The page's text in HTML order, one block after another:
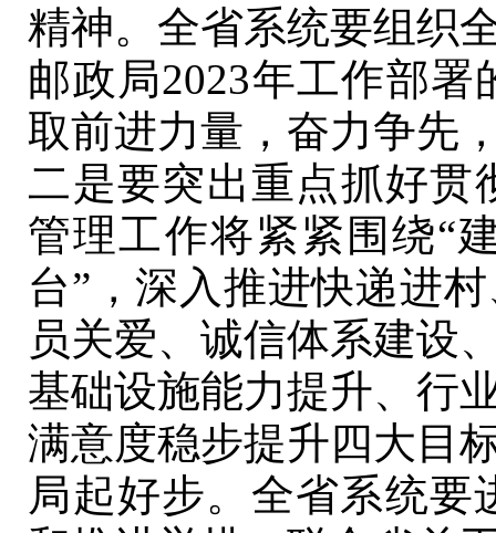
精神。全省系统要组织
邮政局2023年工作部
取前进力量，奋力争先
二是要突出重点抓好贯
管理工作将紧紧围绕“
台”，深入推进快递进
员关爱、诚信体系建设
基础设施能力提升、行
满意度稳步提升四大目
局起好步。全省系统要